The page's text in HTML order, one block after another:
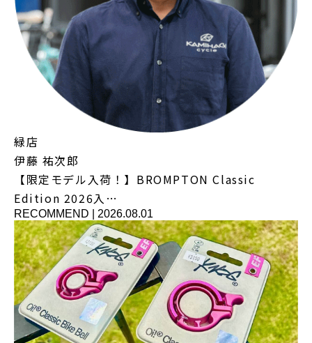
緑店
伊藤 祐次郎
【限定モデル入荷！】BROMPTON Classic
Edition 2026入…
RECOMMEND 2026.08.01